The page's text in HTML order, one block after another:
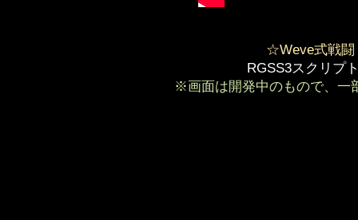
☆Weve式戦闘
RGSS3スクリプ
※画面は開発中のもので、一